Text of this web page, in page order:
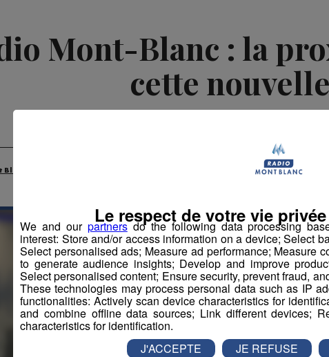
Mont-Blanc : la
cette
Blanc
We and our partnersdo the following data processing
interest: Store and/or access information on a device; Select
Select personalised ads; Measure ad performance; Measure
to generate audience insights; Develop and improve
Select personalised content; Ensure security, prevent fraud,
These technologies may process personal data such as IP
functionalities: Actively scan device characteristics for
and combine offline data sources; Link different devices;
characteristics for identification.
Le respect de votre vie
J'ACCEPTE JE REFUSE